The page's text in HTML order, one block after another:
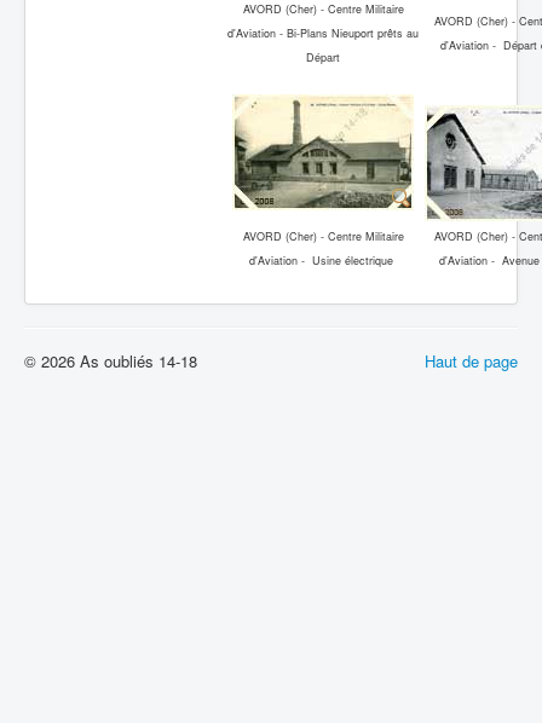
AVORD (Cher) - Centre Militaire
d'Aviation - Bi-Plans Nieuport prêts au
Départ
AVORD (Cher) -
d'Aviation - Départ
AVORD (Cher) - Centre Militaire
d'Aviation - Usine électrique
AVORD (Cher) -
d'Aviation - Avenue
Haut de page
© 2026 As oubliés 14-18